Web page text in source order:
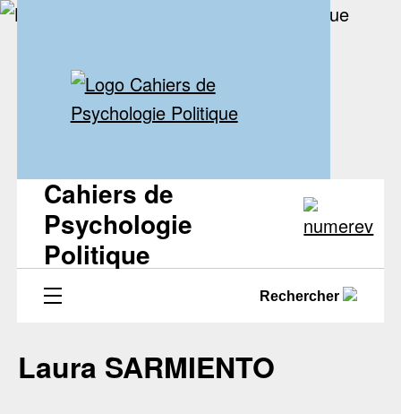
Cahiers de
Psychologie
Politique
Rechercher
Laura SARMIENTO